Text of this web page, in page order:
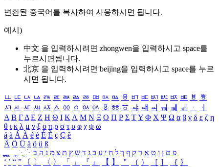
변환된 중국어를 복사하여 사용하시면 됩니다.
예시)
中文 을 입력하시려면 zhongwen을 입력하시고 space를
누르시면됩니다.
北京 을 입력하시려면 beijing을 입력하시고 space를 누르
시면 됩니다.
ㅥ ㅦ ㅧ ㅨ ㅩ ㅪ ㅫ ㅬ ㅭ ㅮ ㅯ ㅰ ㅱ ㅲ ㅳ ㅴ ㅵ ㅶ ㅷ ㅸ
ㅹ
ㅺ ㅻ ㅼ ㅽ ㅾ ㅿ ㆀ ㆁ ㆂ ㆃ ㆄ ㆅ ㆆ ㆇ ㆈ ㆉ ㆊ ㆋ ㆌ ㆍ
ㆎ
Α Β ΓΔ Ε Ζ Η Θ Ι ΚΛ Μ Ν Ξ Ο Π Ρ Σ ΤΥ Φ Χ Ψ Ω α β γ δ ε ζ η
θ ι κ λ μ ν ξ ο π ρ σ τ υ φ χ ψ ω
á à Á À é è É È ç Ç ê
Ä Ö Ü ä ö ü ß
ִֶֹ ֻּ ׁׂ פ ם ן ו ט א ר ק ף ך ל ח י ע כ ג ד ש ץ ת צ מ נ ה ב
‘ ’ “ ” 〔 〕 〈 〉 「 」 『 』 【 】 ＂ （ ） ［ ］ ｛ ｝